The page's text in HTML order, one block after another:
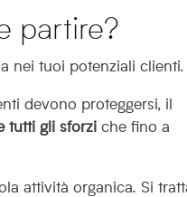
partire?
nei tuoi potenziali clienti.
devono proteggersi, il
tutti gli sforzi che fino a
attività organica. Si